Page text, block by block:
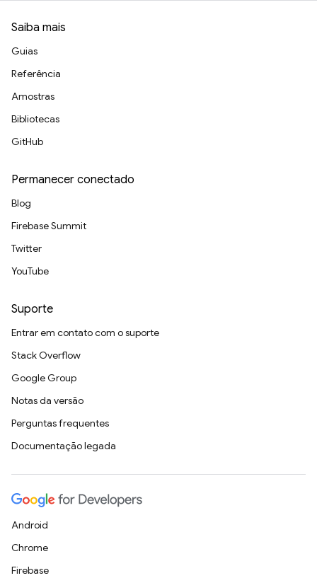
Saiba mais
Guias
Referência
Amostras
Bibliotecas
GitHub
Permanecer conectado
Blog
Firebase Summit
Twitter
YouTube
Suporte
Entrar em contato com o suporte
Stack Overflow
Google Group
Notas da versão
Perguntas frequentes
Documentação legada
Android
Chrome
Firebase